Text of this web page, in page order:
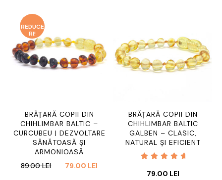
BRĂȚARĂ COPII DIN
CHIHLIMBAR BALTIC –
CURCUBEU | DEZVOLTARE
SĂNĂTOASĂ ȘI
ARMONIOASĂ
REDUCE
RI!
89.00LEI
PREȚUL
79.00 LEIPREȚUL
BRĂȚARĂ COPII DIN
CHIHLIMBAR BALTIC
GALBEN – CLASIC,
NATURAL ȘI EFICIENT
la5.00
79.00 LEI